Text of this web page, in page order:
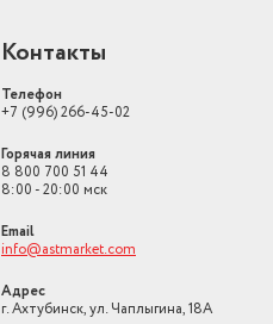
Контакты
Телефон
+7 (996) 266-45-02
Горячая линия
8 800 700 51 44
8:00 - 20:00 мск
Email
info@astmarket.com
Адрес
г. Ахтубинск, ул. Чаплыгина, 18А